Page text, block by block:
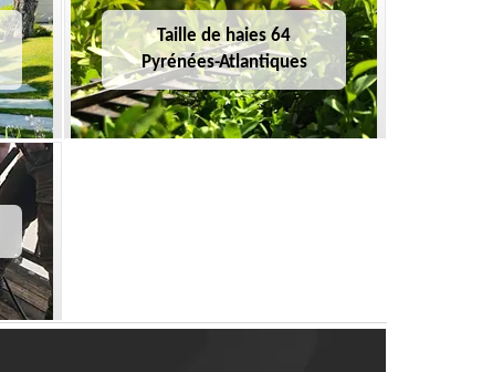
Taille de haies 64
Pyrénées-Atlantiques